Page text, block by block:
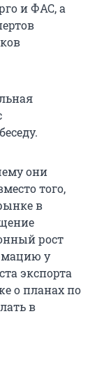
и ФАС, а
они
того,
в
рост
у
экспорта
о планах по
в